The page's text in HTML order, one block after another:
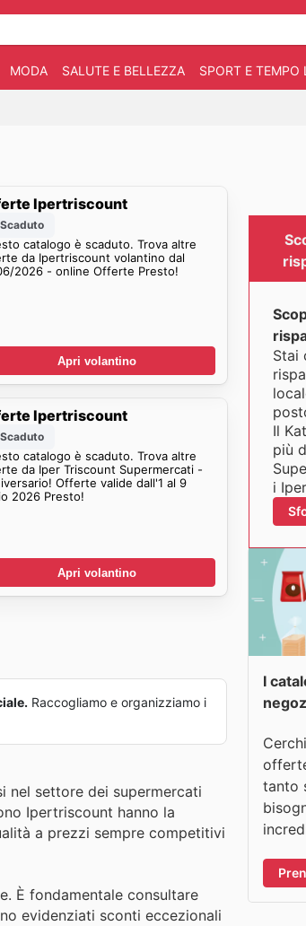
MODA SALUTE E BELLEZZA SPORT E TEMPO
Ipertriscount
Scaduto
catalogo è scaduto. Trova altre
da Ipertriscount volantino dal
2026 - online Offerte Presto!
Apri volantino
Ipertriscount
Scaduto
catalogo è scaduto. Trova altre
da Iper Triscount Supermercati -
Offerte valide dall'1 al 9
2026 Presto!
Apri volantino
Raccogliamo e organizziamo i
nel settore dei supermercati
Ipertriscount hanno la
a prezzi sempre competitivi
È fondamentale consultare
evidenziati sconti eccezionali
Stai
Il
più
i
I
tanto